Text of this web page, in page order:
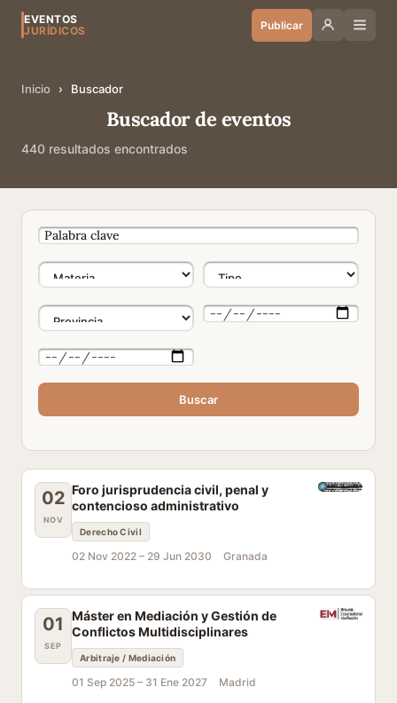
EVENTOS
JURÍDICOS
Publicar
Inicio › Buscador
Buscador de eventos
440 resultados encontrados
Buscar
02
NOV
Foro jurisprudencia civil, penal y
contencioso administrativo
Derecho Civil
02 Nov 2022 – 29 Jun 2030 Granada
01
SEP
Máster en Mediación y Gestión de
Conflictos Multidisciplinares
Arbitraje / Mediación
01 Sep 2025 – 31 Ene 2027 Madrid